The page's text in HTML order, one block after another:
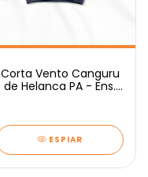
Corta Vento Canguru
de Helanca PA - Ens.
ESPIAR